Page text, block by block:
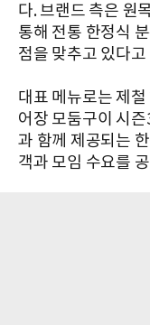
다. 브랜드 측은 원
통해 전통 한정식
점을 맞추고 있다
대표 메뉴로는 제
어장 모둠구이 시
과 함께 제공되는
객과 모임 수요를